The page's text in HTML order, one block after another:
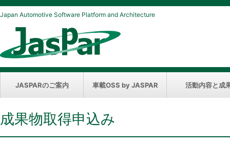
Japan Automotive Software Platform and Architecture
JASPARのご案内 車載OSS by JASPAR 活動内容と成
成果物取得申込み